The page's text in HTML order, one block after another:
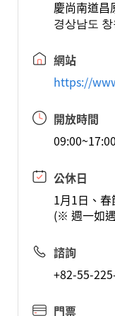
慶尚南道昌
경상남도
網站
https://
開放時間
09:00~17:00
公休日
1月1日、
(※ 週一如
諮詢
+82-55-
門票